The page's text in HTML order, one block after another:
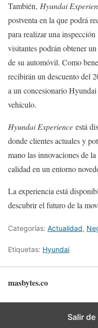
También, Hyundai
postventa en la que podrá
para realizar una
visitantes podrán obtener
de su automóvil. Como
recibirán un descuento del
a un concesionario
vehículo.
Hyundai Experience está
donde clientes actuales y
mano las innovaciones de
calidad en un entorno
La experiencia está
descubrir el futuro de la
Categorías: Actualidad,
Etiquetas: Hyundai
masbytes.co
Salir